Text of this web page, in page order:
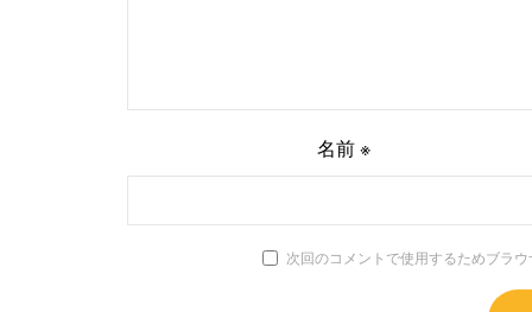
名前 ※
次回のコメントで使用するためブラ